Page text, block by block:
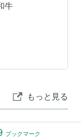
牛
もっと見る
ブックマーク